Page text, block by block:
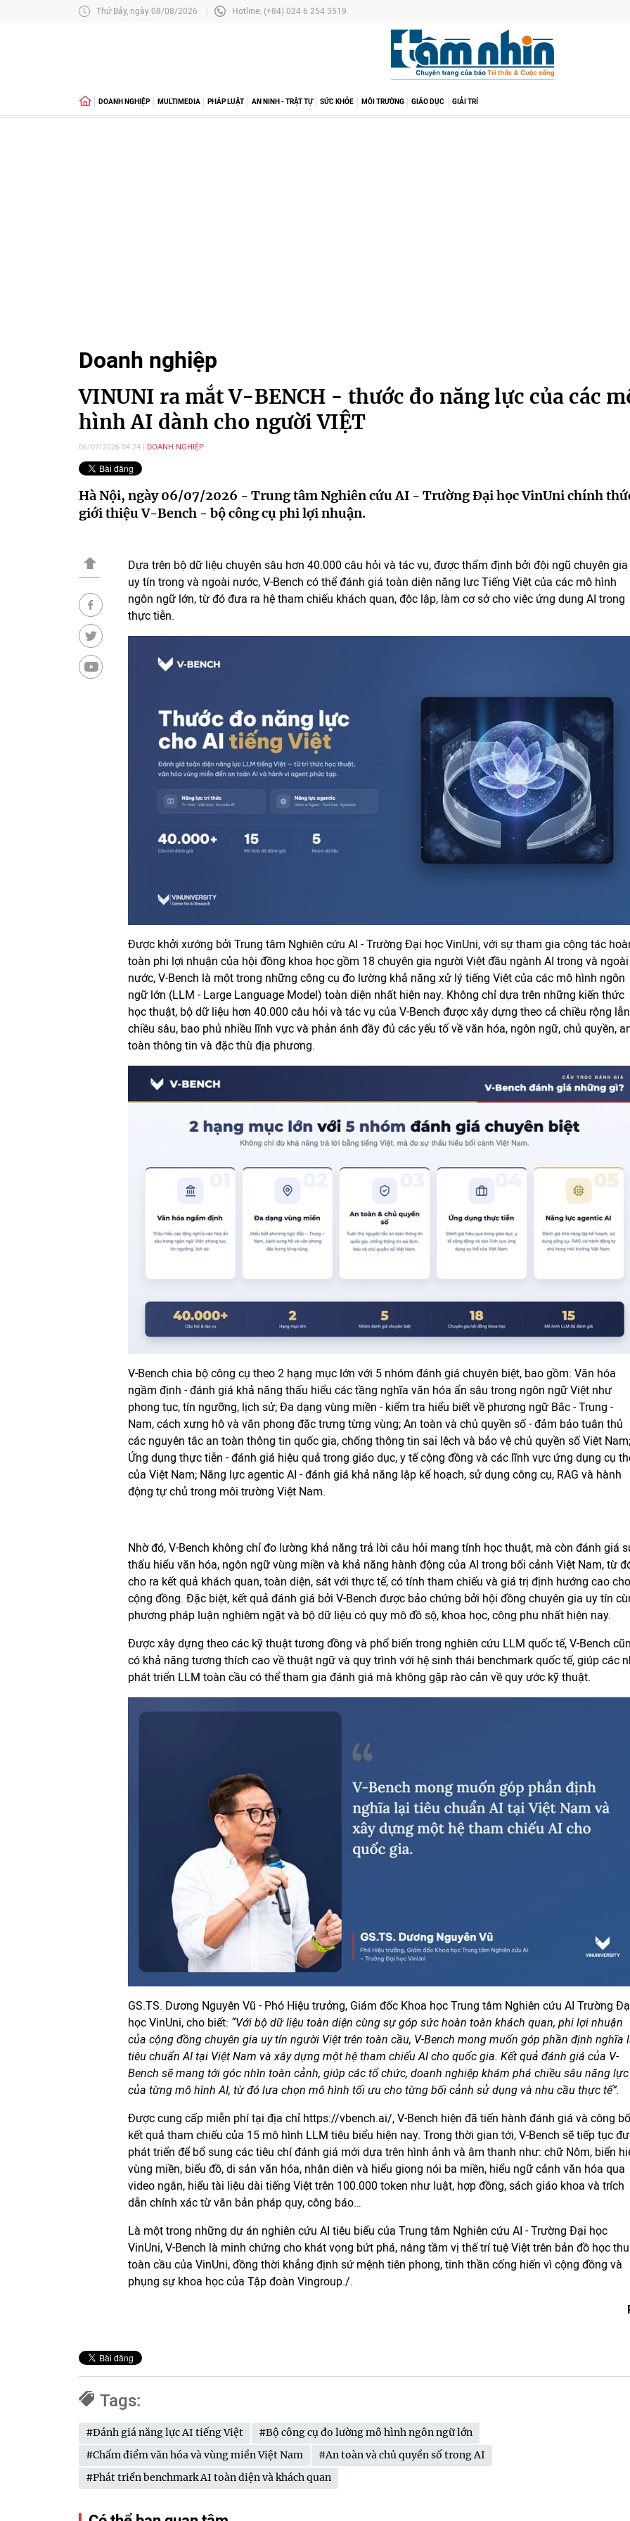
Thứ Bảy, ngày 08/08/2026 Hotline: (+84) 024 6 254 3519
DOANH NGHIỆP MULTIMEDIA PHÁP LUẬT AN NINH - TRẬT TỰ SỨC KHỎE MÔI TRƯỜNG GIÁO DỤC GIẢI TRÍ
Doanh nghiệp
VINUNI ra mắt V-BENCH - thước đo năng lực của các
hình AI dành cho người VIỆT
06/07/2026 04:24 DOANH NGHIỆP
Hà Nội, ngày 06/07/2026 - Trung tâm Nghiên cứu AI - Trường Đại học VinUni chính
giới thiệu V-Bench - bộ công cụ phi lợi nhuận.
Dựa trên bộ dữ liệu chuyên sâu hơn 40.000 câu hỏi và tác vụ, được thẩm định bởi đội ngũ chuyên gia
uy tín trong và ngoài nước, V-Bench có thể đánh giá toàn diện năng lực Tiếng Việt của các mô hình
ngôn ngữ lớn, từ đó đưa ra hệ tham chiếu khách quan, độc lập, làm cơ sở cho việc ứng dụng AI trong
thực tiễn.
Được khởi xướng bởi Trung tâm Nghiên cứu AI - Trường Đại học VinUni, với sự tham gia cộng tác
toàn phi lợi nhuận của hội đồng khoa học gồm 18 chuyên gia người Việt đầu ngành AI trong và ngoài
nước, V-Bench là một trong những công cụ đo lường khả năng xử lý tiếng Việt của các mô hình ngôn
ngữ lớn (LLM - Large Language Model) toàn diện nhất hiện nay. Không chỉ dựa trên những kiến thức
học thuật, bộ dữ liệu hơn 40.000 câu hỏi và tác vụ của V-Bench được xây dựng theo cả chiều rộng lẫn
chiều sâu, bao phủ nhiều lĩnh vực và phản ánh đầy đủ các yếu tố về văn hóa, ngôn ngữ, chủ quyền,
toàn thông tin và đặc thù địa phương.
V-Bench chia bộ công cụ theo 2 hạng mục lớn với 5 nhóm đánh giá chuyên biệt, bao gồm: Văn hóa
ngầm định - đánh giá khả năng thấu hiểu các tầng nghĩa văn hóa ẩn sâu trong ngôn ngữ Việt như
phong tục, tín ngưỡng, lịch sử; Đa dạng vùng miền - kiểm tra hiểu biết về phương ngữ Bắc - Trung -
Nam, cách xưng hô và văn phong đặc trưng từng vùng; An toàn và chủ quyền số - đảm bảo tuân thủ
các nguyên tắc an toàn thông tin quốc gia, chống thông tin sai lệch và bảo vệ chủ quyền số Việt Nam;
Ứng dụng thực tiễn - đánh giá hiệu quả trong giáo dục, y tế cộng đồng và các lĩnh vực ứng dụng cụ
của Việt Nam; Năng lực agentic AI - đánh giá khả năng lập kế hoạch, sử dụng công cụ, RAG và hành
động tự chủ trong môi trường Việt Nam.
Nhờ đó, V-Bench không chỉ đo lường khả năng trả lời câu hỏi mang tính học thuật, mà còn đánh giá
thấu hiểu văn hóa, ngôn ngữ vùng miền và khả năng hành động của AI trong bối cảnh Việt Nam, từ
cho ra kết quả khách quan, toàn diện, sát với thực tế, có tính tham chiếu và giá trị định hướng cao cho
cộng đồng. Đặc biệt, kết quả đánh giá bởi V-Bench được bảo chứng bởi hội đồng chuyên gia uy tín
phương pháp luận nghiêm ngặt và bộ dữ liệu có quy mô đồ sộ, khoa học, công phu nhất hiện nay.
Được xây dựng theo các kỹ thuật tương đồng và phổ biến trong nghiên cứu LLM quốc tế, V-Bench
có khả năng tương thích cao về thuật ngữ và quy trình với hệ sinh thái benchmark quốc tế, giúp các
phát triển LLM toàn cầu có thể tham gia đánh giá mà không gặp rào cản về quy ước kỹ thuật.
GS.TS. Dương Nguyên Vũ - Phó Hiệu trưởng, Giám đốc Khoa học Trung tâm Nghiên cứu AI Trường
học VinUni, cho biết: “Với bộ dữ liệu toàn diện cùng sự góp sức hoàn toàn khách quan, phi lợi nhuận
của cộng đồng chuyên gia uy tín người Việt trên toàn cầu, V-Bench mong muốn góp phần định nghĩa
tiêu chuẩn AI tại Việt Nam và xây dựng một hệ tham chiếu AI cho quốc gia. Kết quả đánh giá của V-
Bench sẽ mang tới góc nhìn toàn cảnh, giúp các tổ chức, doanh nghiệp khám phá chiều sâu năng lực
của từng mô hình AI, từ đó lựa chọn mô hình tối ưu cho từng bối cảnh sử dụng và nhu cầu thực tế”.
Được cung cấp miễn phí tại địa chỉ https://vbench.ai/, V-Bench hiện đã tiến hành đánh giá và công bố
kết quả tham chiếu của 15 mô hình LLM tiêu biểu hiện nay. Trong thời gian tới, V-Bench sẽ tiếp tục
phát triển để bổ sung các tiêu chí đánh giá mới dựa trên hình ảnh và âm thanh như: chữ Nôm, biển
vùng miền, biểu đồ, di sản văn hóa, nhận diện và hiểu giọng nói ba miền, hiểu ngữ cảnh văn hóa qua
video ngắn, hiểu tài liệu dài tiếng Việt trên 100.000 token như luật, hợp đồng, sách giáo khoa và trích
dẫn chính xác từ văn bản pháp quy, công báo…
Là một trong những dự án nghiên cứu AI tiêu biểu của Trung tâm Nghiên cứu AI - Trường Đại học
VinUni, V-Bench là minh chứng cho khát vọng bứt phá, nâng tầm vị thế trí tuệ Việt trên bản đồ học
toàn cầu của VinUni, đồng thời khẳng định sứ mệnh tiên phong, tinh thần cống hiến vì cộng đồng và
phụng sự khoa học của Tập đoàn Vingroup./.
Tags:
#Đánh giá năng lực AI tiếng Việt
#Bộ công cụ đo lường mô hình ngôn ngữ lớn
#Chấm điểm văn hóa và vùng miền Việt Nam
#An toàn và chủ quyền số trong AI
#Phát triển benchmark AI toàn diện và khách quan